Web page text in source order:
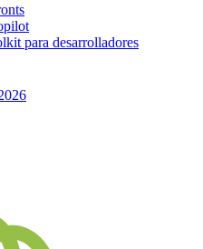
para desarrolladores